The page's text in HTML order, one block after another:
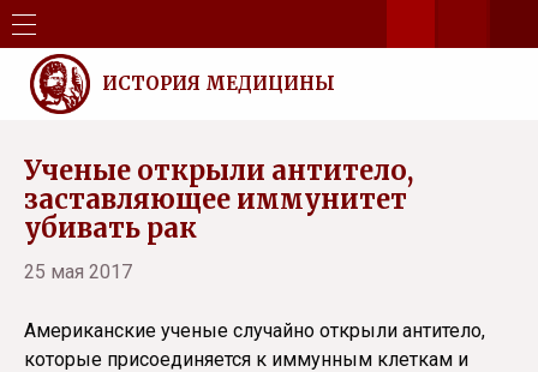
ИСТОРИЯ МЕДИЦИНЫ
Ученые открыли антитело,
заставляющее иммунитет
убивать рак
25 мая 2017
Американские ученые случайно открыли антитело,
которые присоединяется к иммунным клеткам и